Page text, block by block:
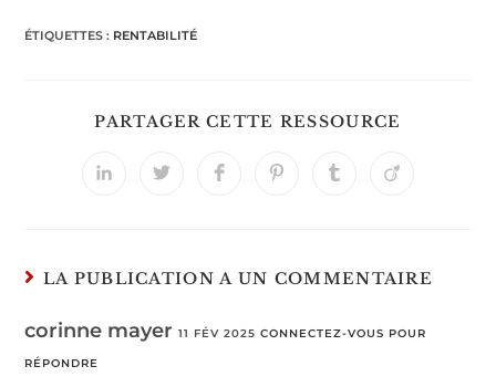
ÉTIQUETTES : RENTABILITÉ
PARTAGER CETTE RESSOURCE
LA PUBLICATION A UN COMMENTAIRE
corinne mayer11 FÉV 2025 CONNECTEZ-VOUS POUR
RÉPONDRE